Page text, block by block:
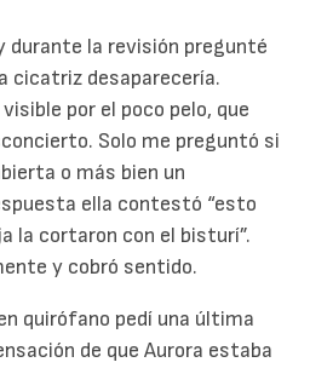
durante la revisión pregunté
cicatriz desaparecería.
por el poco pelo, que
Solo me preguntó si
o más bien un
ella contestó “esto
la cortaron con el bisturí”.
y cobró sentido.
quirófano pedí una última
de que Aurora estaba